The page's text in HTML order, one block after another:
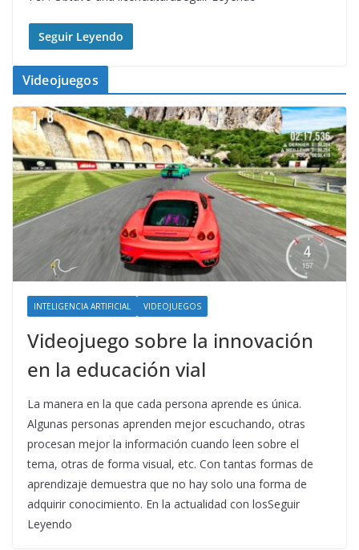
Seguir Leyendo
Videojuegos
INTELIGENCIA ARTIFICIAL VIDEOJUEGOS
Videojuego sobre la innovación
en la educación vial
La manera en la que cada persona aprende es única.
Algunas personas aprenden mejor escuchando, otras
procesan mejor la información cuando leen sobre el
tema, otras de forma visual, etc. Con tantas formas de
aprendizaje demuestra que no hay solo una forma de
adquirir conocimiento. En la actualidad con losSeguir
Leyendo